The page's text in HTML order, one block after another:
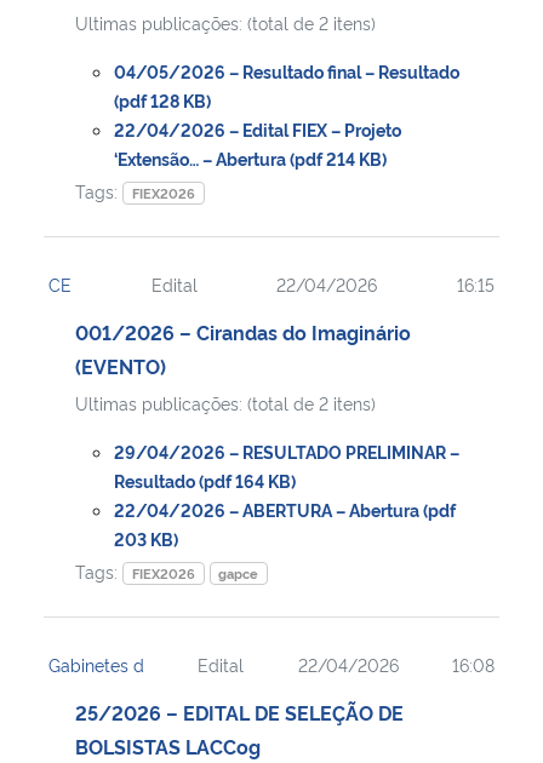
Ultimas publicações: (total de 2 itens)
04/05/2026 – Resultado final – Resultado
(pdf 128 KB)
22/04/2026 – Edital FIEX – Projeto
‘Extensão… – Abertura (pdf 214 KB)
Tags:
FIEX2026
CE Edital 22/04/2026 16:15
001/2026 – Cirandas do Imaginário
(EVENTO)
Ultimas publicações: (total de 2 itens)
29/04/2026 – RESULTADO PRELIMINAR –
Resultado (pdf 164 KB)
22/04/2026 – ABERTURA – Abertura (pdf
203 KB)
Tags:
FIEX2026 gapce
Gabinetes d Edital 22/04/2026 16:08
25/2026 – EDITAL DE SELEÇÃO DE
BOLSISTAS LACCog